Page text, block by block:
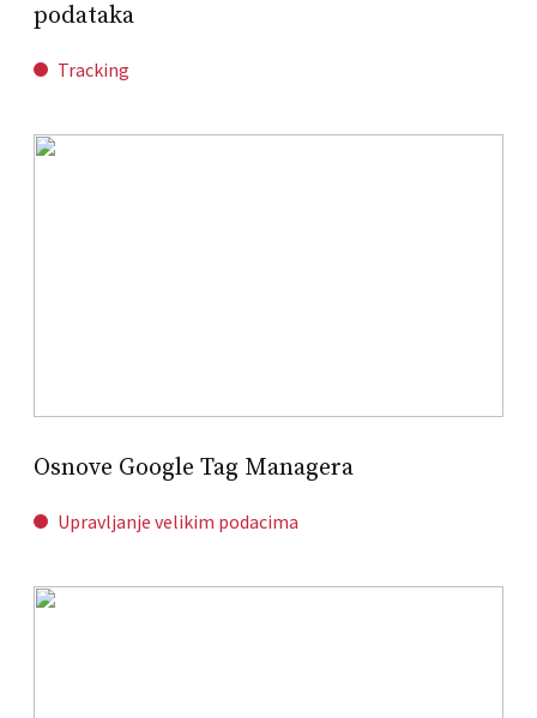
podataka
Tracking
Osnove Google Tag Managera
Upravljanje velikim podacima